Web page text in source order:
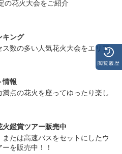
の花火大会をご紹介
キング
数の多い人気花火大会をエリア
情報
点の花火を座ってゆったり楽し
鑑賞ツアー販売中
たは高速バスをセットにしたウ
を販売中！！
閲覧履歴